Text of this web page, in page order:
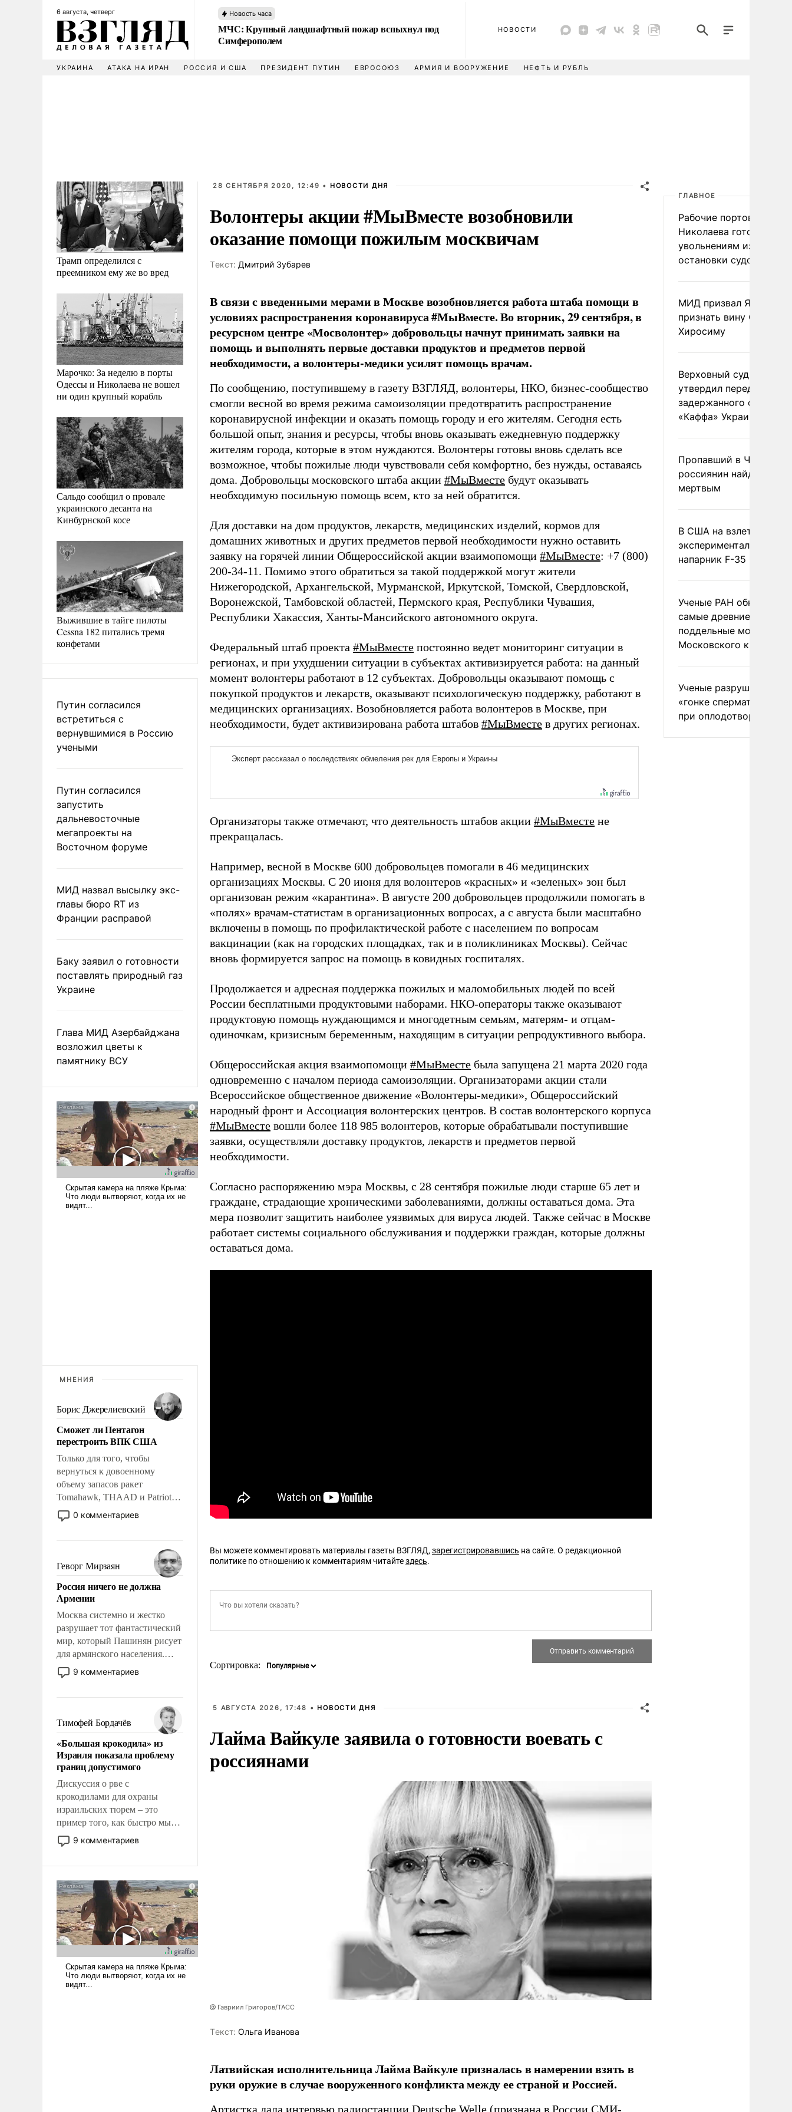
6 августа, четверг Новость часа
МЧС: Крупный ландшафтный пожар вспыхнул под
Симферополем
НОВОСТИ
УКРАИНА АТАКА НА ИРАН РОССИЯ И США ПРЕЗИДЕНТ ПУТИН ЕВРОСОЮЗ АРМИЯ И ВООРУЖЕНИЕ НЕФТЬ И РУБЛЬ
Трамп определился с
преемником ему же во вред
Марочко: За неделю в порты
Одессы и Николаева не вошел
ни один крупный корабль
Сальдо сообщил о провале
украинского десанта на
Кинбурнской косе
Выжившие в тайге пилоты
Cessna 182 питались тремя
конфетами
Путин согласился
встретиться с
вернувшимися в Россию
учеными
Путин согласился
запустить
дальневосточные
мегапроекты на
Восточном форуме
МИД назвал высылку экс-
главы бюро RT из
Франции расправой
Баку заявил о готовности
поставлять природный газ
Украине
Глава МИД Азербайджана
возложил цветы к
памятнику ВСУ
МНЕНИЯ
Борис Джерелиевский
Сможет ли Пентагон
перестроить ВПК США
Только для того, чтобы
вернуться к довоенному
объему запасов ракет
Tomahawk, THAAD и Patriot
США потребуется более трех
лет. Даже небольшая война с
Сложившаяся ситуация
означает многолетний период
уязвимости США, например,
перед Китаем.
0 комментариев
Геворг Мирзаян
Россия ничего не должна
Армении
Москва системно и жестко
разрушает тот фантастический
мир, который Пашинян рисует
для армянского населения.
Мир, где этому населению все
должны просто по
политические прожекты будут
беспрекословно оплачиваться
за счет российских
налогоплательщиков и где за
свои поступки не нужно
отвечать.
9 комментариев
Тимофей Бордачёв
«Большая крокодила» из
Израиля показала проблему
границ допустимого
Дискуссия о рве с
крокодилами для охраны
израильских тюрем – это
пример того, как быстро мы
двигаемся по пути
революционных изменений.
псевдонаучной фантастики,
стало всерьез обсуждаемой
идеей.
9 комментариев
28 СЕНТЯБРЯ 2020, 12:49 • НОВОСТИ ДНЯ
Волонтеры акции #МыВместе возобновили
оказание помощи пожилым москвичам
Tекст: Дмитрий Зубарев
В связи с введенными мерами в Москве возобновляется работа штаба помощи в
условиях распространения коронавируса #МыВместе. Во вторник, 29 сентября, в
ресурсном центре «Мосволонтер» добровольцы начнут принимать заявки на
помощь и выполнять первые доставки продуктов и предметов первой
необходимости, а волонтеры-медики усилят помощь врачам.
По сообщению, поступившему в газету ВЗГЛЯД, волонтеры, НКО, бизнес-сообщество
смогли весной во время режима самоизоляции предотвратить распространение
коронавирусной инфекции и оказать помощь городу и его жителям. Сегодня есть
большой опыт, знания и ресурсы, чтобы вновь оказывать ежедневную поддержку
жителям города, которые в этом нуждаются. Волонтеры готовы вновь сделать все
возможное, чтобы пожилые люди чувствовали себя комфортно, без нужды, оставаясь
дома. Добровольцы московского штаба акции #МыВместе будут оказывать
необходимую посильную помощь всем, кто за ней обратится.
Для доставки на дом продуктов, лекарств, медицинских изделий, кормов для
домашних животных и других предметов первой необходимости нужно оставить
заявку на горячей линии Общероссийской акции взаимопомощи #МыВместе: +7 (800)
200-34-11. Помимо этого обратиться за такой поддержкой могут жители
Нижегородской, Архангельской, Мурманской, Иркутской, Томской, Свердловской,
Воронежской, Тамбовской областей, Пермского края, Республики Чувашия,
Республики Хакассия, Ханты-Мансийского автономного округа.
Федеральный штаб проекта #МыВместе постоянно ведет мониторинг ситуации в
регионах, и при ухудшении ситуации в субъектах активизируется работа: на данный
момент волонтеры работают в 12 субъектах. Добровольцы оказывают помощь с
покупкой продуктов и лекарств, оказывают психологическую поддержку, работают в
медицинских организациях. Возобновляется работа волонтеров в Москве, при
необходимости, будет активизирована работа штабов #МыВместе в других регионах.
Организаторы также отмечают, что деятельность штабов акции #МыВместе не
прекращалась.
Например, весной в Москве 600 добровольцев помогали в 46 медицинских
организациях Москвы. С 20 июня для волонтеров «красных» и «зеленых» зон был
организован режим «карантина». В августе 200 добровольцев продолжили помогать в
«полях» врачам-статистам в организационных вопросах, а с августа были масштабно
включены в помощь по профилактической работе с населением по вопросам
вакцинации (как на городских площадках, так и в поликлиниках Москвы). Сейчас
вновь формируется запрос на помощь в ковидных госпиталях.
Продолжается и адресная поддержка пожилых и маломобильных людей по всей
России бесплатными продуктовыми наборами. НКО-операторы также оказывают
продуктовую помощь нуждающимся и многодетным семьям, матерям- и отцам-
одиночкам, кризисным беременным, находящим в ситуации репродуктивного выбора.
Общероссийская акция взаимопомощи #МыВместе была запущена 21 марта 2020 года
одновременно с началом периода самоизоляции. Организаторами акции стали
Всероссийское общественное движение «Волонтеры-медики», Общероссийский
народный фронт и Ассоциация волонтерских центров. В состав волонтерского корпуса
#МыВместе вошли более 118 985 волонтеров, которые обрабатывали поступившие
заявки, осуществляли доставку продуктов, лекарств и предметов первой
необходимости.
Согласно распоряжению мэра Москвы, с 28 сентября пожилые люди старше 65 лет и
граждане, страдающие хроническими заболеваниями, должны оставаться дома. Эта
мера позволит защитить наиболее уязвимых для вируса людей. Также сейчас в Москве
работает системы социального обслуживания и поддержки граждан, которые должны
оставаться дома.
Вы можете комментировать материалы газеты ВЗГЛЯД, зарегистрировавшись на сайте. О редакционной
политике по отношению к комментариям читайтездесь.
Сортировка:
5 АВГУСТА 2026, 17:48 • НОВОСТИ ДНЯ
Лайма Вайкуле заявила о готовности воевать с
россиянами
@ Гавриил Григоров/ТАСС
Tекст: Ольга Иванова
Латвийская исполнительница Лайма Вайкуле призналась в намерении взять в
руки оружие в случае вооруженного конфликта между ее страной и Россией.
Артистка дала интервью радиостанции Deutsche Welle (признана в России СМИ-
ГЛАВНОЕ
Рабочие портов
Николаева готовятся к
увольнениям из-за
остановки судоходства
МИД призвал Японию
признать вину США за
Хиросиму
Верховный суд Швеции
утвердил передачу
задержанного
«Каффа» Украине
Пропавший в
россиянин найден
мертвым
В США на взлете
экспериментальный
напарник F-35
Ученые РАН
самые древние
поддельные монеты
Московского
Ученые разрушили миф
«гонке
при оплодотворении